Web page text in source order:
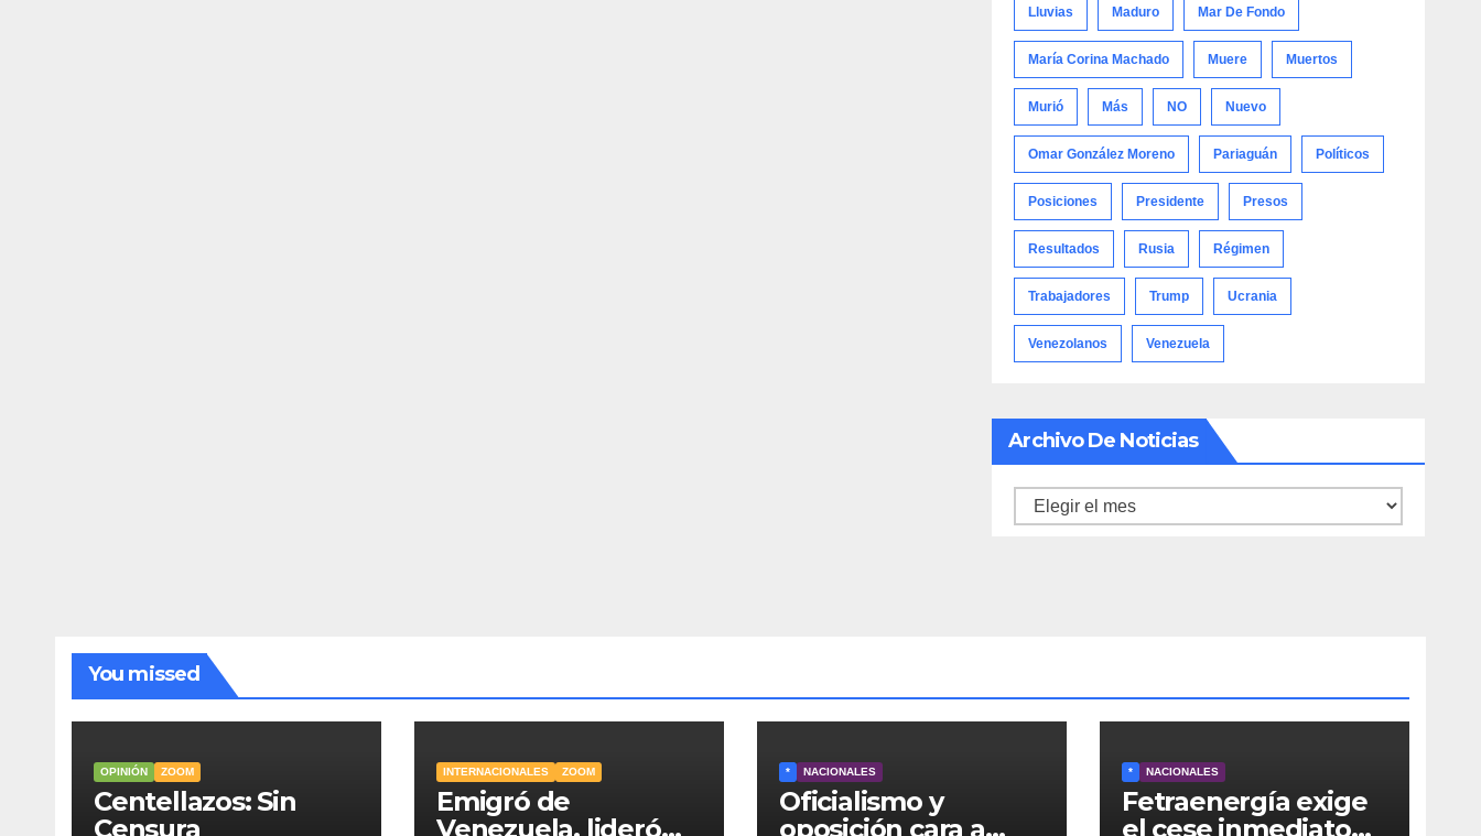
Lluvias Maduro Mar De Fondo
María Corina Machado Muere Muertos
Murió Más NO Nuevo
Omar González Moreno Pariaguán Políticos
Posiciones Presidente Presos
Resultados Rusia Régimen
Trabajadores Trump Ucrania
Venezolanos Venezuela
Archivo De Noticias
Archivo
You missed
OPINIÓN ZOOM
Centellazos: Sin
Censura
INTERNACIONALES ZOOM
Emigró de
Venezuela, lideró
* NACIONALES
Oficialismo y
oposición cara a
* NACIONALES
Fetraenergía exige
el cese inmediato